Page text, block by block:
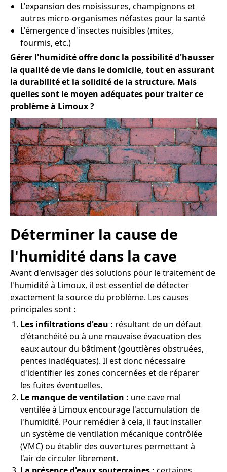
L'expansion des moisissures, champignons et
autres micro-organismes néfastes pour la santé
L'émergence d'insectes nuisibles (mites,
fourmis, etc.)
Gérer l'humidité offre donc la possibilité d'hausser
la qualité de vie dans le domicile, tout en assurant
la durabilité et la solidité de la structure. Mais
quelles sont le moyen adéquates pour traiter ce
problème à Limoux ?
Déterminer la cause de
l'humidité dans la cave
Avant d'envisager des solutions pour le traitement de
l'humidité à Limoux, il est essentiel de détecter
exactement la source du problème. Les causes
principales sont :
Les infiltrations d'eau : résultant de un défaut
d'étanchéité ou à une mauvaise évacuation des
eaux autour du bâtiment (gouttières obstruées,
pentes inadéquates). Il est donc nécessaire
d'identifier les zones concernées et de réparer
les fuites éventuelles.
Le manque de ventilation : une cave mal
ventilée à Limoux encourage l'accumulation de
l'humidité. Pour remédier à cela, il faut installer
un système de ventilation mécanique contrôlée
(VMC) ou établir des ouvertures permettant à
l'air de circuler librement.